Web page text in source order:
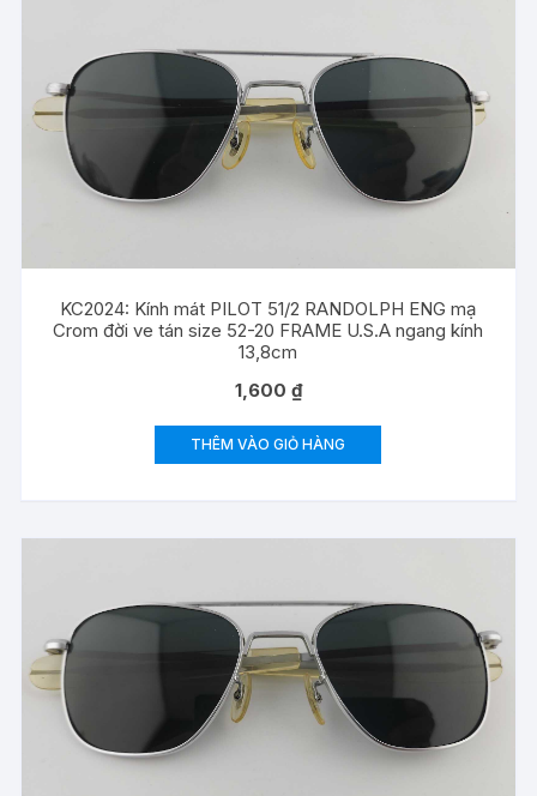
KC2024: Kính mát PILOT 51/2 RANDOLPH ENG mạ
Crom đời ve tán size 52-20 FRAME U.S.A ngang kính
13,8cm
1,600 ₫
THÊM VÀO GIỎ HÀNG